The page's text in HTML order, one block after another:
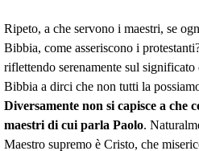
Ripeto, a che servono i maestri, se
Bibbia, come asseriscono i
riflettendo serenamente sul significato
Bibbia a dirci che non tutti la
Diversamente non si capisce a che
maestri di cui parla Paolo.
Maestro supremo è Cristo, che